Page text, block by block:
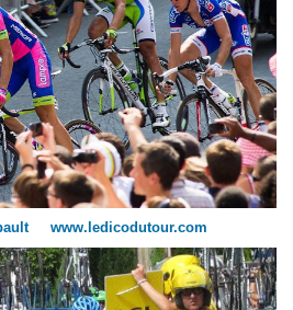
www.ledicodutour.com